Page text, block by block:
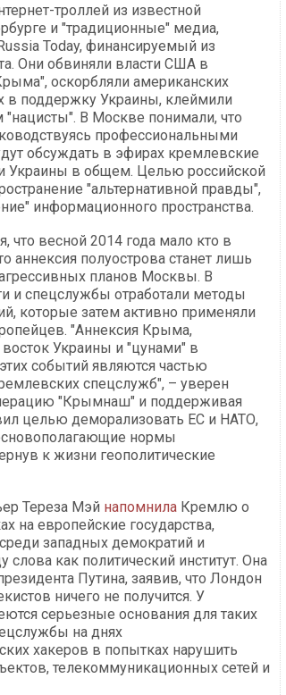
троллей из известной
и "традиционные" медиа,
Today, финансируемый из
Они обвиняли власти США в
оскорбляли американских
в поддержку Украины, клеймили
"нацисты". В Москве понимали, что
профессиональными
обсуждать в эфирах кремлевские
Украины в общем. Целью российской
"альтернативной правды",
информационного пространства.
что весной 2014 года мало кто в
аннексия полуострова станет лишь
планов Москвы. В
и спецслужбы отработали методы
которые затем активно применяли
"Аннексия Крыма,
Украины и "цунами" в
событий являются частью
спецслужб", – уверен
"Крымнаш" и поддерживая
целью деморализовать ЕС и НАТО,
нормы
к жизни геополитические
Тереза Мэй напомнила Кремлю о
на европейские государства,
западных демократий и
слова как политический институт. Она
Путина, заявив, что Лондон
ничего не получится. У
серьезные основания для таких
на днях
хакеров в попытках нарушить
телекоммуникационных сетей и